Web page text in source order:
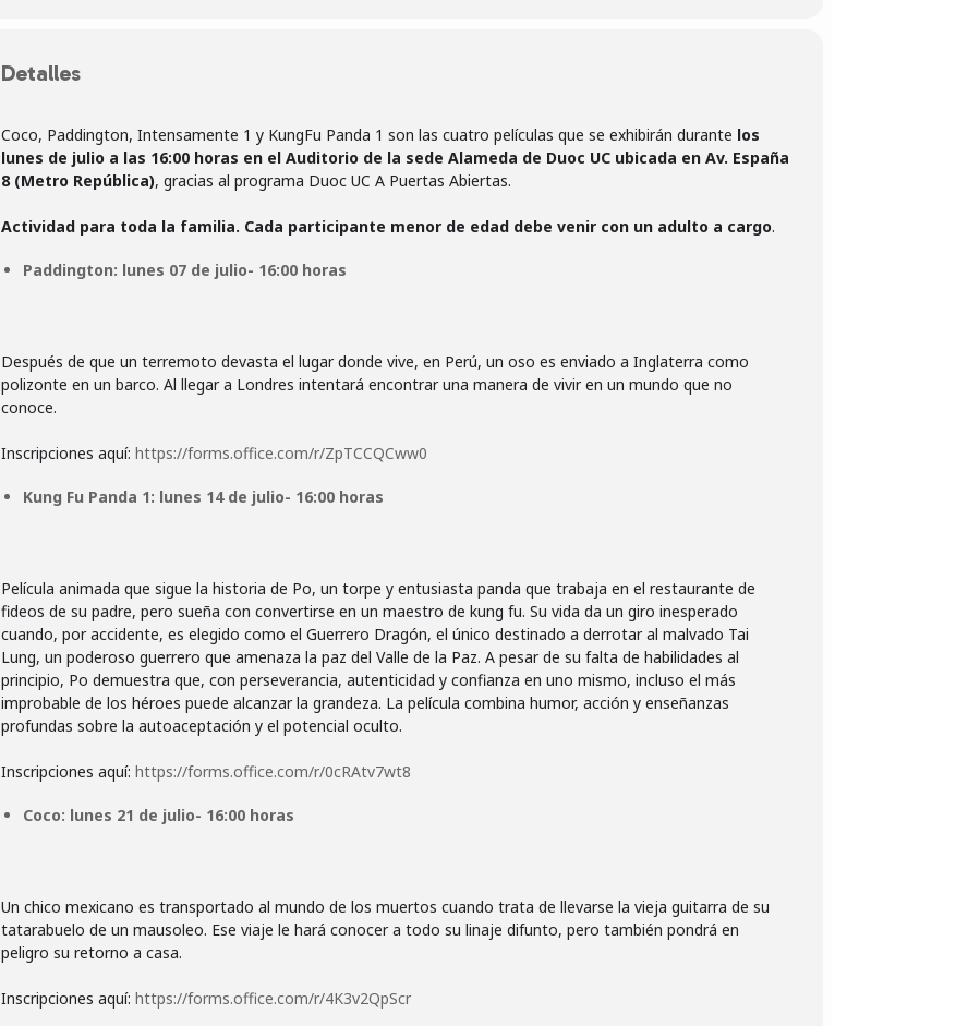
Detalles
Coco, Paddington, Intensamente 1 y KungFu Panda 1 son las cuatro películas que se exhibirán durante los
lunes de julio a las 16:00 horas en el Auditorio de la sede Alameda de Duoc UC ubicada en Av. España
8 (Metro República), gracias al programa Duoc UC A Puertas Abiertas.
Actividad para toda la familia. Cada participante menor de edad debe venir con un adulto a cargo
Paddington: lunes 07 de julio- 16:00 horas
Después de que un terremoto devasta el lugar donde vive, en Perú, un oso es enviado a Inglaterra como
polizonte en un barco. Al llegar a Londres intentará encontrar una manera de vivir en un mundo que no
conoce.
Inscripciones aquí: https://forms.office.com/r/ZpTCCQCww0
Kung Fu Panda 1: lunes 14 de julio- 16:00 horas
Película animada que sigue la historia de Po, un torpe y entusiasta panda que trabaja en el restaurante de
fideos de su padre, pero sueña con convertirse en un maestro de kung fu. Su vida da un giro inesperado
cuando, por accidente, es elegido como el Guerrero Dragón, el único destinado a derrotar al malvado Tai
Lung, un poderoso guerrero que amenaza la paz del Valle de la Paz. A pesar de su falta de habilidades al
principio, Po demuestra que, con perseverancia, autenticidad y confianza en uno mismo, incluso el más
improbable de los héroes puede alcanzar la grandeza. La película combina humor, acción y enseñanzas
profundas sobre la autoaceptación y el potencial oculto.
Inscripciones aquí: https://forms.office.com/r/0cRAtv7wt8
Coco: lunes 21 de julio- 16:00 horas
Un chico mexicano es transportado al mundo de los muertos cuando trata de llevarse la vieja guitarra de su
tatarabuelo de un mausoleo. Ese viaje le hará conocer a todo su linaje difunto, pero también pondrá en
peligro su retorno a casa.
Inscripciones aquí: https://forms.office.com/r/4K3v2QpScr